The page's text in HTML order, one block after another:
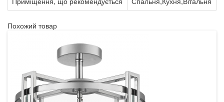
Похожий товар